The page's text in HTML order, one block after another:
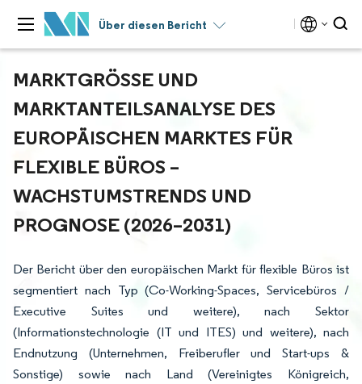
Über diesen Bericht
MARKTGRÖSSE UND M
ARKTANTEILSANALYSE DES E
UROPÄISCHEN MARKTES FÜR F
LEXIBLE BÜROS – W
ACHSTUMSTRENDS UND P
ROGNOSE (2026–2031)
Der Bericht über den europäischen Markt für flexible Büros ist
segmentiert nach Typ (Co-Working-Spaces, Servicebüros /
Executive Suites und weitere), nach Sektor
(Informationstechnologie (IT und ITES) und weitere), nach
Endnutzung (Unternehmen, Freiberufler und Start-ups &
Sonstige) sowie nach Land (Vereinigtes Königreich,